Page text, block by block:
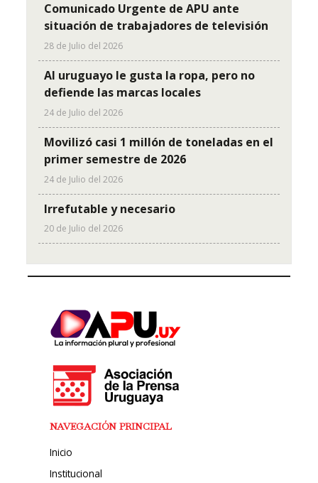
Comunicado Urgente de APU ante
situación de trabajadores de televisión
28 de Julio del 2026
Al uruguayo le gusta la ropa, pero no
defiende las marcas locales
24 de Julio del 2026
Movilizó casi 1 millón de toneladas en el
primer semestre de 2026
24 de Julio del 2026
Irrefutable y necesario
20 de Julio del 2026
NAVEGACIÓN PRINCIPAL
Inicio
Institucional